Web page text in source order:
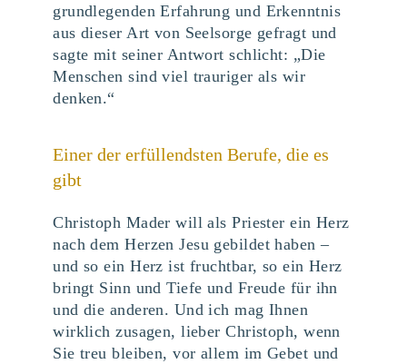
grundlegenden Erfahrung und Erkenntnis
aus dieser Art von Seelsorge gefragt und
sagte mit seiner Antwort schlicht: „Die
Menschen sind viel trauriger als wir
denken.“
Einer der erfüllendsten Berufe, die es
gibt
Christoph Mader will als Priester ein Herz
nach dem Herzen Jesu gebildet haben –
und so ein Herz ist fruchtbar, so ein Herz
bringt Sinn und Tiefe und Freude für ihn
und die anderen. Und ich mag Ihnen
wirklich zusagen, lieber Christoph, wenn
Sie treu bleiben, vor allem im Gebet und